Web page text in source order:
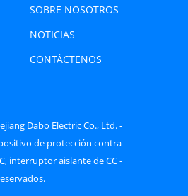
SOBRE NOSOTROS
NOTICIAS
CONTÁCTENOS
Dabo Electric Co., Ltd. -
de protección contra
interruptor aislante de CC -